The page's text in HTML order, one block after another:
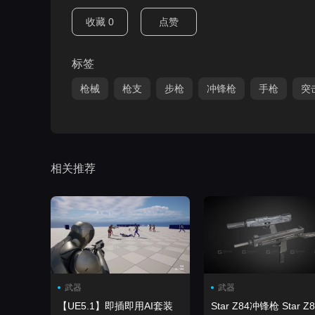
收藏 0 点赞
标签
枪械 枪支 步枪 冲锋枪 手枪 突
相关推荐
武器
【UE5.1】即插即用AI套装
武器
Star Z84冲锋枪 Star